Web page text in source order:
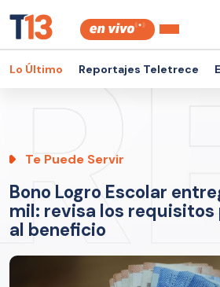
Lo Último Reportajes Teletrece
Te Puede Servir
Bono Logro Escolar
mil: revisa los requisitos
al beneficio